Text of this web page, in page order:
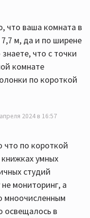
что ваша комната в
м, да и по ширене
что с точки
комнате
по короткой
2024 в 16:57
что по короткой
умных
студий
мониторинг, а
мноочисленным
освещалось в